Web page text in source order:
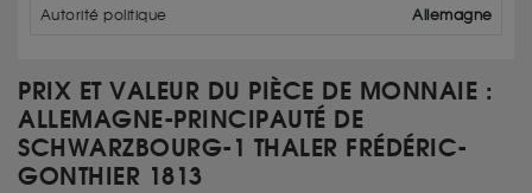
Autorité politique Allemagne
PRIX ET VALEUR DU PIÈCE DE MONNAIE :
ALLEMAGNE-PRINCIPAUTÉ DE
SCHWARZBOURG-1 THALER FRÉDÉRIC-
GONTHIER 1813